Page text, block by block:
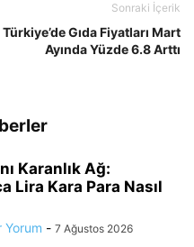
Sonraki İçerik
Türkiye’de Gıda Fiyatları Mart
Ayında Yüzde 6.8 Arttı
Karanlık Ağ:
Lira Kara Para Nasıl
Yorum - 7 Ağustos 2026